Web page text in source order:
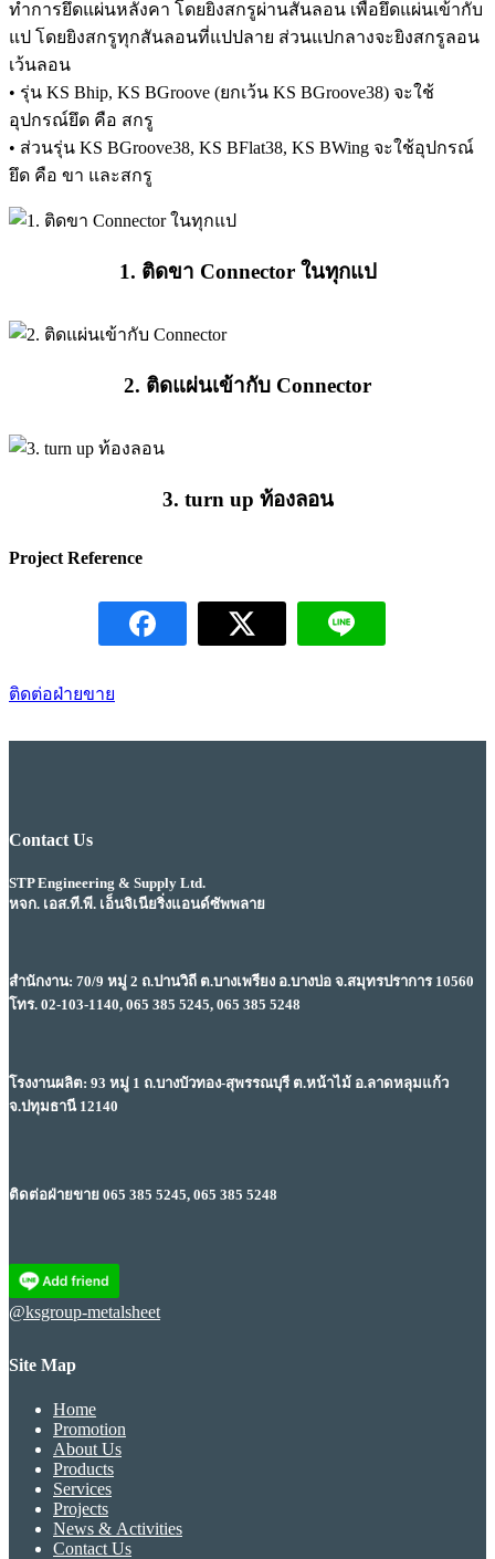
ทำการยึดแผ่นหลังคา โดยยิงสกรูผ่านสันลอน เพื่อยึดแผ่นเข้ากับ
แป โดยยิงสกรูทุกสันลอนที่แปปลาย ส่วนแปกลางจะยิงสกรูลอน
เว้นลอน
• รุ่น KS Bhip, KS BGroove (ยกเว้น KS BGroove38) จะใช้
อุปกรณ์ยึด คือ สกรู
• ส่วนรุ่น KS BGroove38, KS BFlat38, KS BWing จะใช้อุปกรณ์
ยึด คือ ขา และสกรู
1. ติดขา Connector ในทุกแป
2. ติดแผ่นเข้ากับ Connector
3. turn up ท้องลอน
Project Reference
ติดต่อฝ่ายขาย
Contact Us
STP Engineering & Supply Ltd.
หจก. เอส.ที.พี. เอ็นจิเนียริ่งแอนด์ซัพพลาย
สำนักงาน: 70/9 หมู่ 2 ถ.ปานวิถี ต.บางเพรียง อ.บางบ่อ จ.สมุทรปราการ 10560
โทร. 02-103-1140, 065 385 5245, 065 385 5248
โรงงานผลิต: 93 หมู่ 1 ถ.บางบัวทอง-สุพรรณบุรี ต.หน้าไม้ อ.ลาดหลุมแก้ว
จ.ปทุมธานี 12140
ติดต่อฝ่ายขาย 065 385 5245, 065 385 5248
@ksgroup-metalsheet
Site Map
Home
Promotion
About Us
Products
Services
Projects
News & Activities
Contact Us